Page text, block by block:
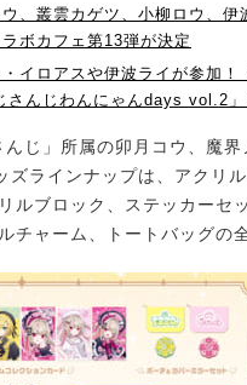
ウ、叢雲カゲツ、小柳ロウ、
ボカフェ第13弾が決定
・イロアスや伊波ライが参加
さんじわんにゃんdays vol.2
じ」所属の卯月コウ、魔
ラインナップは、アクリ
ルブロック、ステッカーセ
チャーム、トートバッグの